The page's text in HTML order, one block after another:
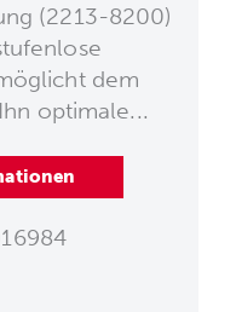
(2213-8200)
dem
optimale...